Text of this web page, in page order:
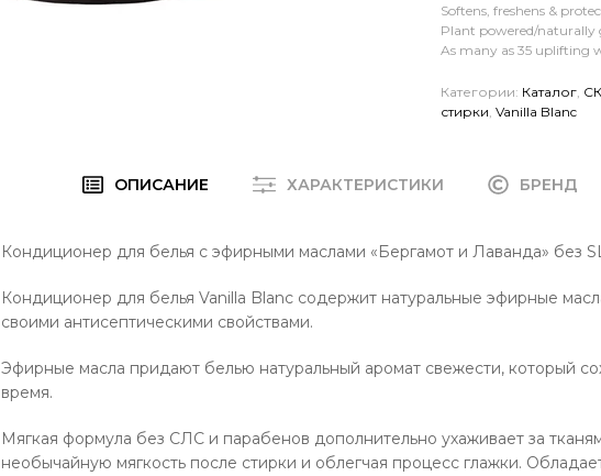
Softens, freshens &
Plant powered/naturally
As many as 35 uplifting
Категории: Каталог
стирки Vanilla Blanc
ОПИСАНИЕ ХАРАКТЕРИСТИКИ БРЕНД
Кондиционер для белья с эфирными маслами «Бергамот и Лаванда» без
Кондиционер для белья Vanilla Blanc содержит натуральные эфирные
своими антисептическими свойствами.
Эфирные масла придают белью натуральный аромат свежести, который
время.
Мягкая формула без СЛС и парабенов дополнительно ухаживает за
необычайную мягкость после стирки и облегчая процесс глажки.